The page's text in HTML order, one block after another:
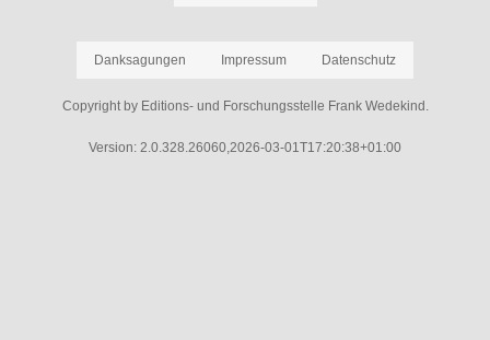
Danksagungen Impressum Datenschutz
Copyright by Editions- und Forschungsstelle Frank Wedekind.
Version: 2.0.328.26060,2026-03-01T17:20:38+01:00